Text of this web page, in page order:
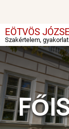
tartalomra
EÖTVÖS
Szakértelem,